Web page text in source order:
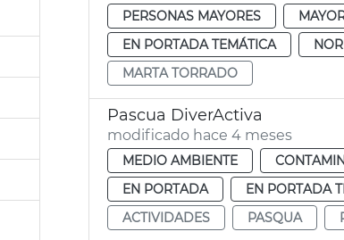
PERSONAS MAYORES
EN PORTADA TEMÁTICA
MARTA TORRADO
Pascua DiverActiva
modificado hace 4 meses
MEDIO AMBIENTE
EN PORTADA
EN PORTADA
ACTIVIDADES
PASQUA